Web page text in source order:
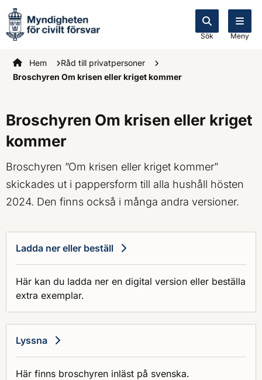
Sök Meny
Startsidan
Hem
Råd till privatpersoner
Broschyren Om krisen eller kriget kommer
Broschyren Om krisen eller kriget
kommer
Broschyren ”Om krisen eller kriget kommer”
skickades ut i pappersform till alla hushåll hösten
2024. Den finns också i många andra versioner.
Ladda ner eller beställ
Här kan du ladda ner en digital version eller beställa
extra exemplar.
Lyssna
Här finns broschyren inläst på svenska.